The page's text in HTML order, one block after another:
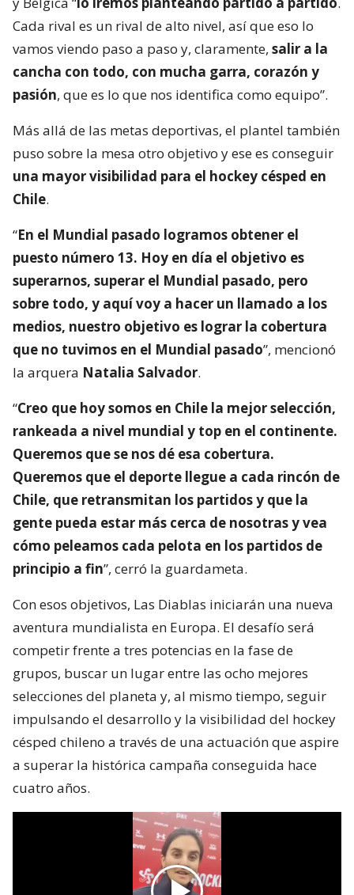
Cada rival es un rival de alto nivel, así que eso lo
vamos viendo paso a paso y, claramente, salir a la
cancha con todo, con mucha garra, corazón y
pasión, que es lo que nos identifica como equipo”.
Más allá de las metas deportivas, el plantel también
puso sobre la mesa otro objetivo y ese es conseguir
una mayor visibilidad para el hockey césped en
Chile.
“En el Mundial pasado logramos obtener el
puesto número 13. Hoy en día el objetivo es
superarnos, superar el Mundial pasado, pero
sobre todo, y aquí voy a hacer un llamado a los
medios, nuestro objetivo es lograr la cobertura
que no tuvimos en el Mundial pasado”, mencionó
la arquera Natalia Salvador.
“Creo que hoy somos en Chile la mejor selección,
rankeada a nivel mundial y top en el continente.
Queremos que se nos dé esa cobertura.
Queremos que el deporte llegue a cada rincón de
Chile, que retransmitan los partidos y que la
gente pueda estar más cerca de nosotras y vea
cómo peleamos cada pelota en los partidos de
principio a fin”, cerró la guardameta.
Con esos objetivos, Las Diablas iniciarán una nueva
aventura mundialista en Europa. El desafío será
competir frente a tres potencias en la fase de
grupos, buscar un lugar entre las ocho mejores
selecciones del planeta y, al mismo tiempo, seguir
impulsando el desarrollo y la visibilidad del hockey
césped chileno a través de una actuación que aspire
a superar la histórica campaña conseguida hace
cuatro años.